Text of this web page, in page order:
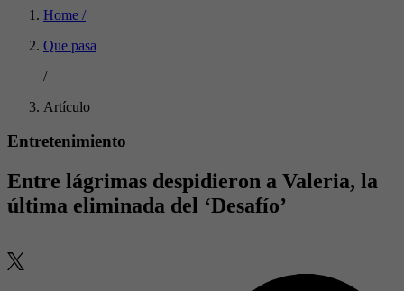
Home /
Que pasa
/
Artículo
Entretenimiento
Entre lágrimas despidieron a Valeria, la
última eliminada del ‘Desafío’